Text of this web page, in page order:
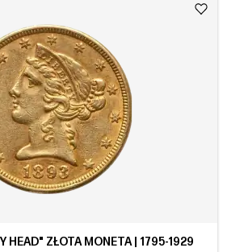
HEAD" ZŁOTA MONETA | 1795-1929